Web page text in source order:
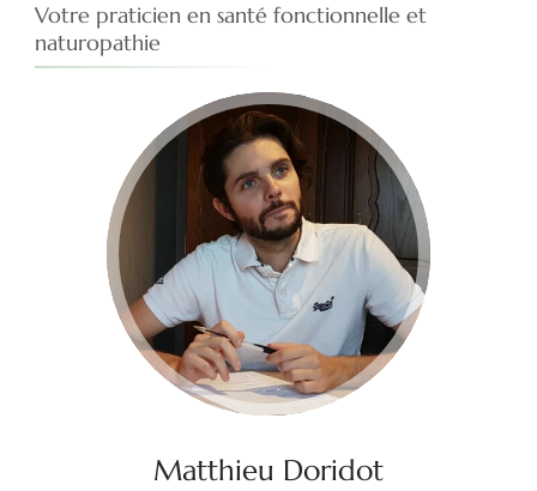
Votre praticien en santé fonctionnelle et
naturopathie
Matthieu Doridot